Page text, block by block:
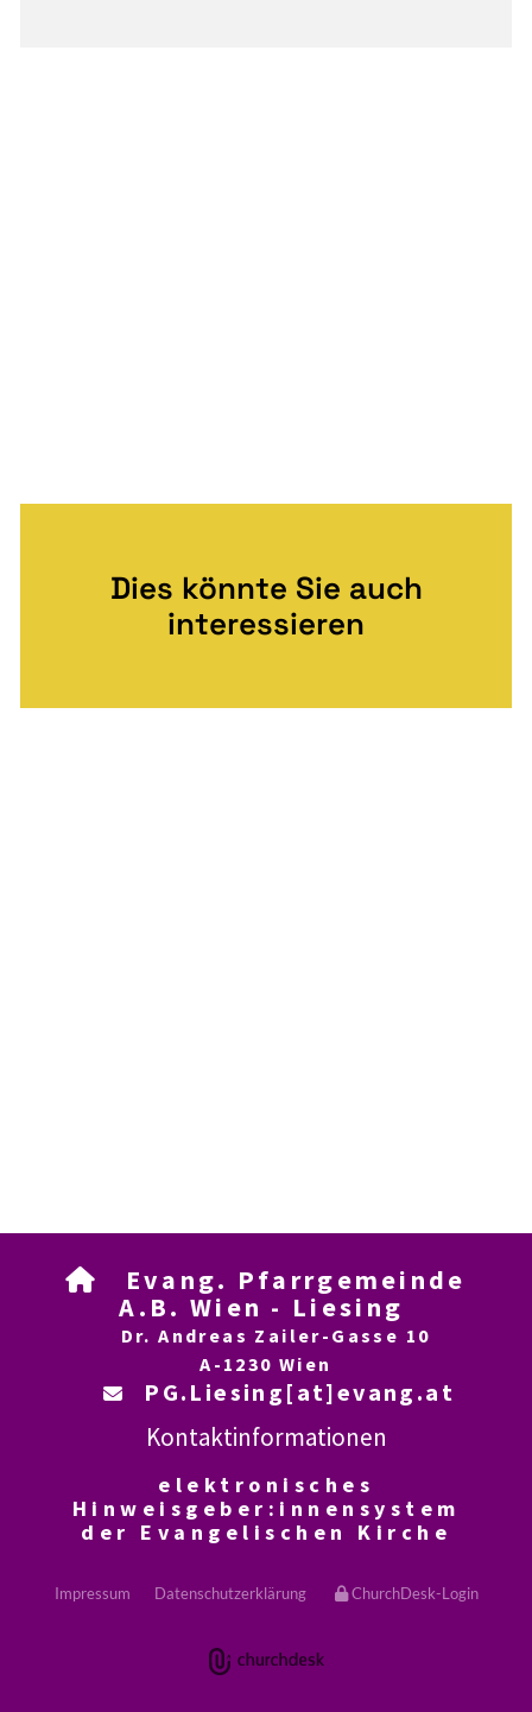
Dies könnte Sie auch
interessieren

Evang. Pfarrgemeinde
A.B. Wien - Liesing
Dr. Andreas Zailer-Gasse 10
A-1230 Wien
 PG.Liesing[at]evang.at
Kontaktinformationen
elektronisches
Hinweisgeber:innensystem
der Evangelischen Kirche
Impressum Datenschutzerklärung ChurchDesk-Login